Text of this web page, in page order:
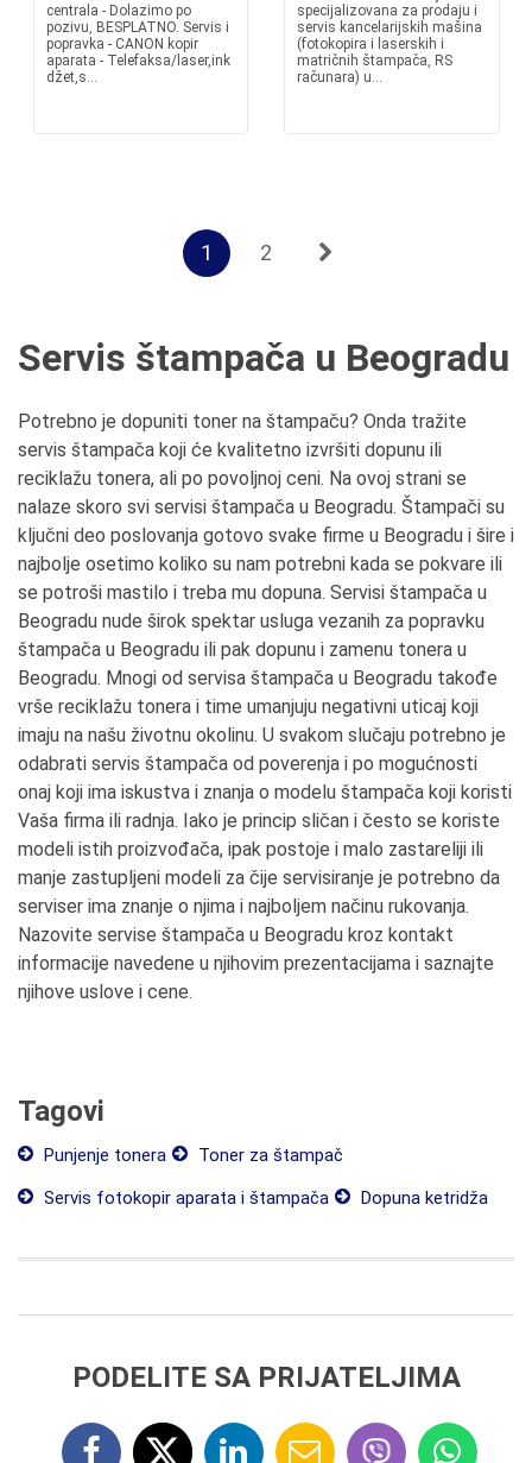
centrala - Dolazimo po
pozivu, BESPLATNO. Servis i
poprаvkа - CANON kopir
аpаrаtа - Telefаksа/lаser,ink
džet,s...
specijalizovana za prodaju i
servis kancelarijskih mašina
(fotokopira i laserskih i
matričnih štampača, RS
računara) u...
1 2
Servis štampača u Beogradu
Potrebno je dopuniti toner na štampaču? Onda tražite
servis štampača koji će kvalitetno izvršiti dopunu ili
reciklažu tonera, ali po povoljnoj ceni. Na ovoj strani se
nalaze skoro svi servisi štampača u Beogradu. Štampači su
ključni deo poslovanja gotovo svake firme u Beogradu i šire i
najbolje osetimo koliko su nam potrebni kada se pokvare ili
se potroši mastilo i treba mu dopuna. Servisi štampača u
Beogradu nude širok spektar usluga vezanih za popravku
štampača u Beogradu ili pak dopunu i zamenu tonera u
Beogradu. Mnogi od servisa štampača u Beogradu takođe
vrše reciklažu tonera i time umanjuju negativni uticaj koji
imaju na našu životnu okolinu. U svakom slučaju potrebno je
odabrati servis štampača od poverenja i po mogućnosti
onaj koji ima iskustva i znanja o modelu štampača koji koristi
Vaša firma ili radnja. Iako je princip sličan i često se koriste
modeli istih proizvođača, ipak postoje i malo zastareliji ili
manje zastupljeni modeli za čije servisiranje je potrebno da
serviser ima znanje o njima i najboljem načinu rukovanja.
Nazovite servise štampača u Beogradu kroz kontakt
informacije navedene u njihovim prezentacijama i saznajte
njihove uslove i cene.
Tagovi
Punjenje tonera
Toner za štampač
Servis fotokopir aparata i štampača
Dopuna ketridža
PODELITE SA PRIJATELJIMA